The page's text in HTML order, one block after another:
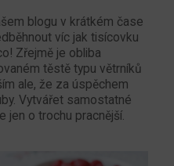
blogu v krátkém čase
víc jak tisícovku
Zřejmě je obliba
těstě typu větrníků
ale, že za úspěchem
Vytvářet samostatné
jen o trochu pracnější.